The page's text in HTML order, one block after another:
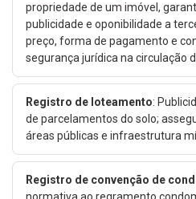
propriedade de um imóvel,
publicidade e oponibilidade a
preço, forma de pagamento e
segurança jurídica na circulação
Registro de loteamento:
de parcelamentos do solo;
áreas públicas e infraestrutura
Registro de convenção de